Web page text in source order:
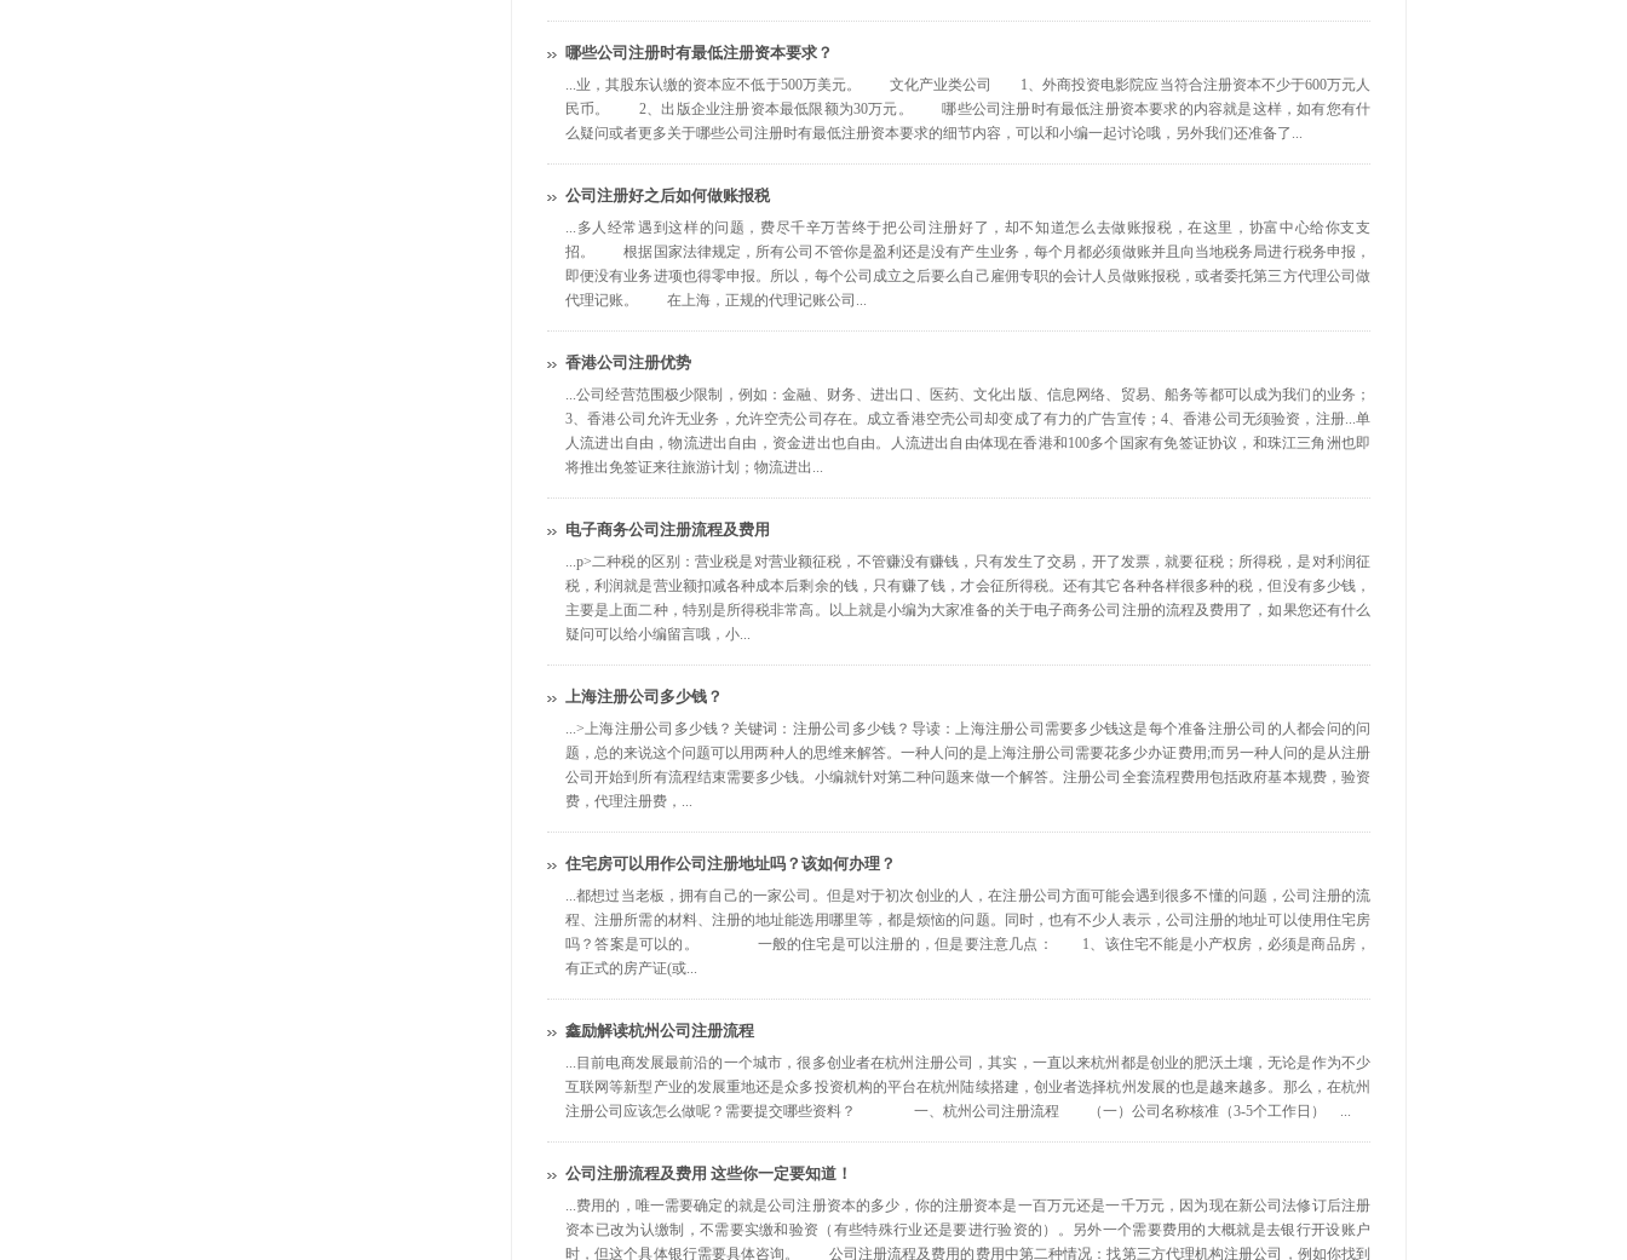
哪些公司注册时有最低注册资本要求？
...业，其股东认缴的资本应不低于500万美元。 文化产业类公司 1、外商投资电影院应当符合注册资本不少于600万元人
民币。 2、出版企业注册资本最低限额为30万元。 哪些公司注册时有最低注册资本要求的内容就是这样，如有您有什
么疑问或者更多关于哪些公司注册时有最低注册资本要求的细节内容，可以和小编一起讨论哦，另外我们还准备了...
公司注册好之后如何做账报税
...多人经常遇到这样的问题，费尽千辛万苦终于把公司注册好了，却不知道怎么去做账报税，在这里，协富中心给你支支
招。 根据国家法律规定，所有公司不管你是盈利还是没有产生业务，每个月都必须做账并且向当地税务局进行税务申报，
即便没有业务进项也得零申报。所以，每个公司成立之后要么自己雇佣专职的会计人员做账报税，或者委托第三方代理公司做
代理记账。 在上海，正规的代理记账公司...
香港公司注册优势
...公司经营范围极少限制，例如：金融、财务、进出口、医药、文化出版、信息网络、贸易、船务等都可以成为我们的业务；
3、香港公司允许无业务，允许空壳公司存在。成立香港空壳公司却变成了有力的广告宣传；4、香港公司无须验资，注册...单
人流进出自由，物流进出自由，资金进出也自由。人流进出自由体现在香港和100多个国家有免签证协议，和珠江三角洲也即
将推出免签证来往旅游计划；物流进出...
电子商务公司注册流程及费用
...p>二种税的区别：营业税是对营业额征税，不管赚没有赚钱，只有发生了交易，开了发票，就要征税；所得税，是对利润征
税，利润就是营业额扣减各种成本后剩余的钱，只有赚了钱，才会征所得税。还有其它各种各样很多种的税，但没有多少钱，
主要是上面二种，特别是所得税非常高。以上就是小编为大家准备的关于电子商务公司注册的流程及费用了，如果您还有什么
疑问可以给小编留言哦，小...
上海注册公司多少钱？
...>上海注册公司多少钱？关键词：注册公司多少钱？导读：上海注册公司需要多少钱这是每个准备注册公司的人都会问的问
题，总的来说这个问题可以用两种人的思维来解答。一种人问的是上海注册公司需要花多少办证费用;而另一种人问的是从注册
公司开始到所有流程结束需要多少钱。小编就针对第二种问题来做一个解答。注册公司全套流程费用包括政府基本规费，验资
费，代理注册费，...
住宅房可以用作公司注册地址吗？该如何办理？
...都想过当老板，拥有自己的一家公司。但是对于初次创业的人，在注册公司方面可能会遇到很多不懂的问题，公司注册的流
程、注册所需的材料、注册的地址能选用哪里等，都是烦恼的问题。同时，也有不少人表示，公司注册的地址可以使用住宅房
吗？答案是可以的。 一般的住宅是可以注册的，但是要注意几点： 1、该住宅不能是小产权房，必须是商品房，
有正式的房产证(或...
鑫励解读杭州公司注册流程
...目前电商发展最前沿的一个城市，很多创业者在杭州注册公司，其实，一直以来杭州都是创业的肥沃土壤，无论是作为不少
互联网等新型产业的发展重地还是众多投资机构的平台在杭州陆续搭建，创业者选择杭州发展的也是越来越多。那么，在杭州
注册公司应该怎么做呢？需要提交哪些资料？ 一、杭州公司注册流程 （一）公司名称核准（3-5个工作日） ...
公司注册流程及费用 这些你一定要知道！
...费用的，唯一需要确定的就是公司注册资本的多少，你的注册资本是一百万元还是一千万元，因为现在新公司法修订后注册
资本已改为认缴制，不需要实缴和验资（有些特殊行业还是要进行验资的）。另外一个需要费用的大概就是去银行开设账户
时，但这个具体银行需要具体咨询。 公司注册流程及费用的费用中第二种情况：找第三方代理机构注册公司，例如你找到